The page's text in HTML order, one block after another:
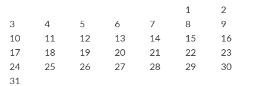
「テ
イ
ク
ア
1
2
3
4 5 6 7 8
9
10
11 12 13 14 15
16
17
18 19 20 21 22
23
24
25 26 27 28 29
30
31